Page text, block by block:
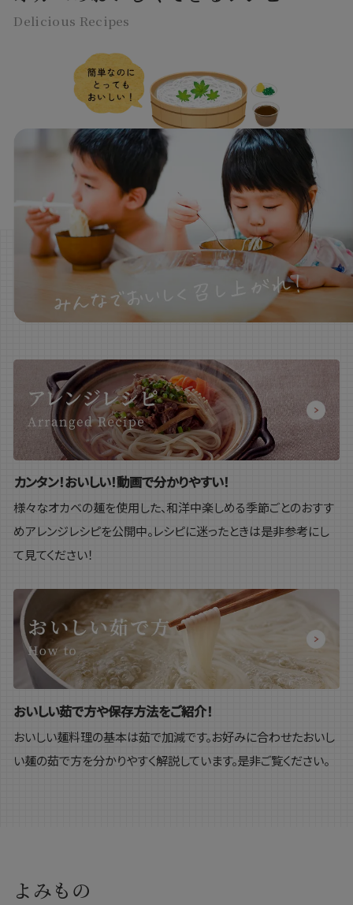
Delicious Recipes
カンタン！おいしい！動画で分かりやすい！
様々なオカベの麺を使用した、和洋中楽しめる季節ごとのおすす
めアレンジレシピを公開中。レシピに迷ったときは是非参考にし
て見てください！
おいしい茹で方や保存方法をご紹介！
おいしい麺料理の基本は茹で加減です。お好みに合わせたおいし
い麺の茹で方を分かりやすく解説しています。是非ご覧ください。
よみもの